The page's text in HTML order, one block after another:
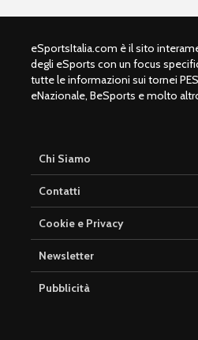
eSportsItalia.com è il sito
degli eSports con un focus
tutte le informazioni sui tornei PES
eNazionale, BeSports e molto
Chi Siamo
Contatti
Cookie e Privacy
Newsletter
Pubblicità